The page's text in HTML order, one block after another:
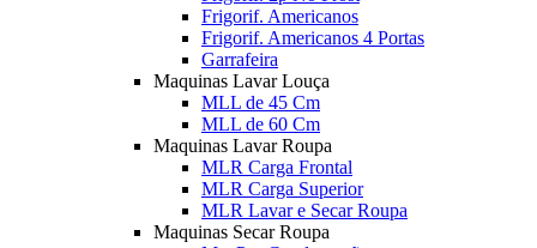
Frigorif. Americanos
Frigorif. Americanos 4 Portas
Garrafeira
Maquinas Lavar Louça
MLL de 45 Cm
MLL de 60 Cm
Maquinas Lavar Roupa
MLR Carga Frontal
MLR Carga Superior
MLR Lavar e Secar Roupa
Maquinas Secar Roupa